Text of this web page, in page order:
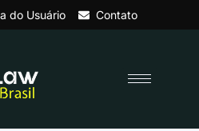
do Usuário Contato